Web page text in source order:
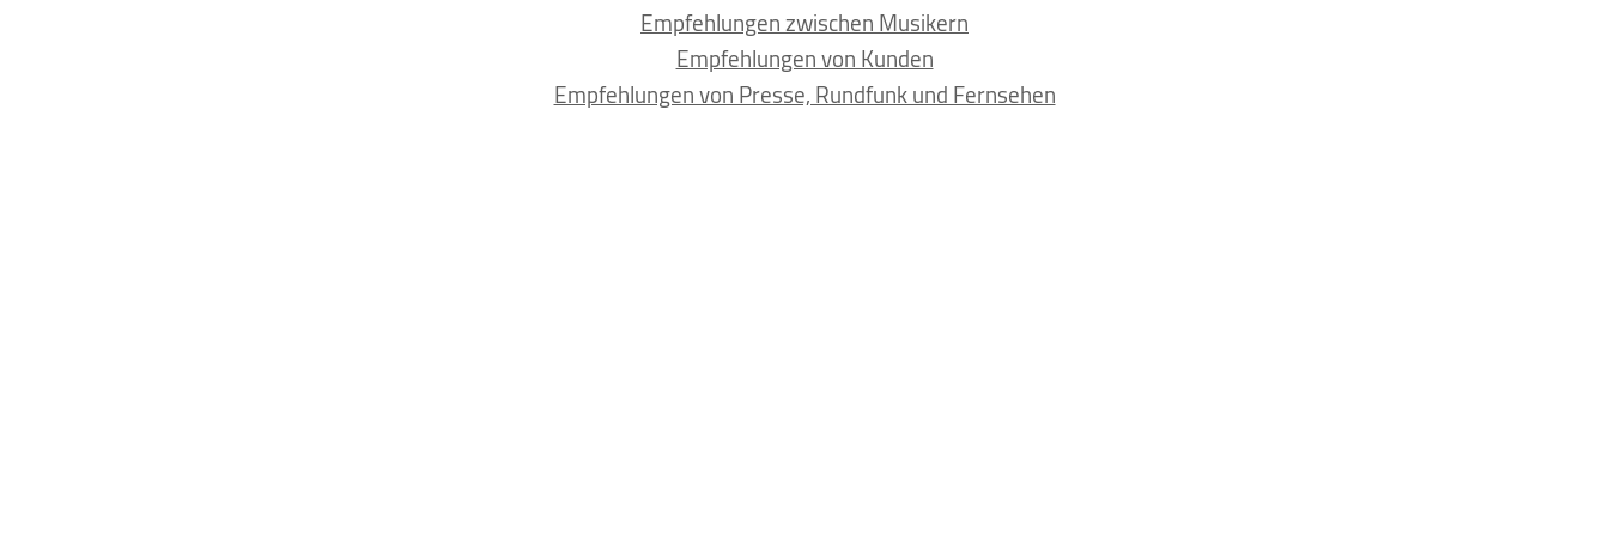
Empfehlungen zwischen Musikern
Empfehlungen von Kunden
Empfehlungen von Presse, Rundfunk und Fernsehen